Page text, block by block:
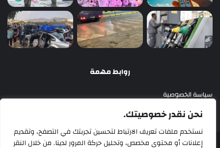
نحن نقدر خصوصيتك.
نستخدم ملفات تعريف الارتباط لتحسين تجربتك في التصفح، وتقديم
إعلانات أو محتوى مخصص، وتحليل حركة المرور لدينا. من خلال النقر
روابط مهمة
سياسة الخصوصية
اتصل بنا